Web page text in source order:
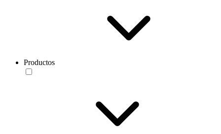
Productos